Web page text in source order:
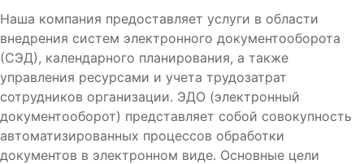
Наша компания предоставляет услуги в области
внедрения систем электронного документооборота
(СЭД), календарного планирования, а также
управления ресурсами и учета трудозатрат
сотрудников организации. ЭДО (электронный
документооборот) представляет собой совокупность
автоматизированных процессов обработки
документов в электронном виде. Основные цели